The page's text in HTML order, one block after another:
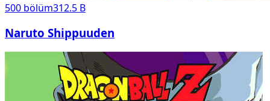
500 bölüm312.5 B
Naruto Shippuuden